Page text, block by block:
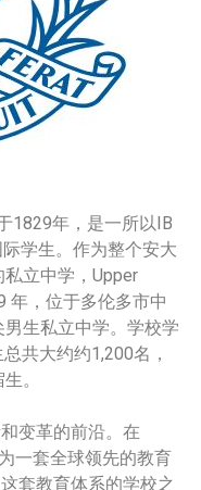
1829年，是一所以IB
学生。作为整个安大
立中学，Upper
年，位于多伦多市中
生私立中学。学校学
共大约约1,200名，
。
变革的前沿。在
一套全球领先的教育
套教育体系的学校之